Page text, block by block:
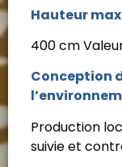
Hauteur
400 cm
Conception
Production
suivie et